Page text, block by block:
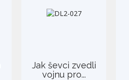
Jak ševci zvedli
vojnu pro...